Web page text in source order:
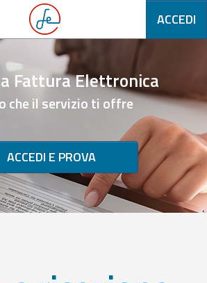
ACCEDI
Fattura Elettronica
che il servizio ti offre
ACCEDI E PROVA